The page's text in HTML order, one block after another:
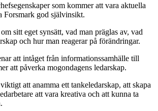
som kommer att vara aktuella
Forsmark god självinsikt.
sitt eget synsätt, vad man präglas av, vad
och hur man reagerar på förändringar.
att intåget från informationssamhälle till
att påverka mogondagens ledarskap.
att anamma ett tankeledarskap, att skapa
att vara kreativa och att kunna ta